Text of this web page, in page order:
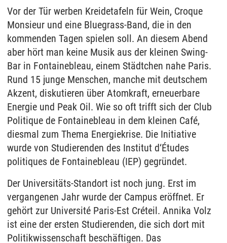
Vor der Tür werben Kreidetafeln für Wein, Croque
Monsieur und eine Bluegrass-Band, die in den
kommenden Tagen spielen soll. An diesem Abend
aber hört man keine Musik aus der kleinen Swing-
Bar in Fontainebleau, einem Städtchen nahe Paris.
Rund 15 junge Menschen, manche mit deutschem
Akzent, diskutieren über Atomkraft, erneuerbare
Energie und Peak Oil. Wie so oft trifft sich der Club
Politique de Fontainebleau in dem kleinen Café,
diesmal zum Thema Energiekrise. Die Initiative
wurde von Studierenden des Institut d‘Études
politiques de Fontainebleau (IEP) gegründet.
Der Universitäts-Standort ist noch jung. Erst im
vergangenen Jahr wurde der Campus eröffnet. Er
gehört zur Université Paris-Est Créteil. Annika Volz
ist eine der ersten Studierenden, die sich dort mit
Politikwissenschaft beschäftigen. Das